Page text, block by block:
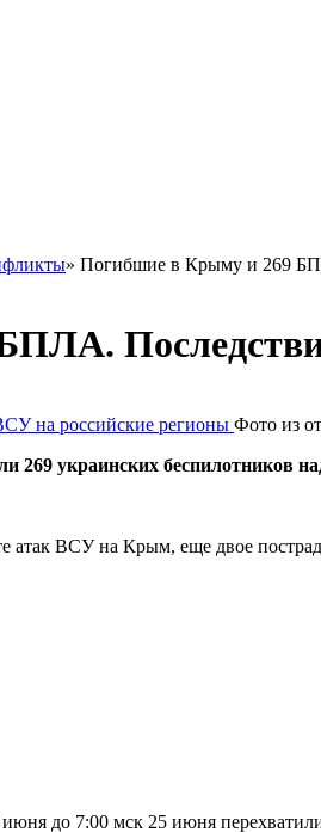
» Погибшие в Крыму и 269
Фото из
269 украинских беспилотников
атак ВСУ на Крым, еще двое
до 7:00 мск 25 июня